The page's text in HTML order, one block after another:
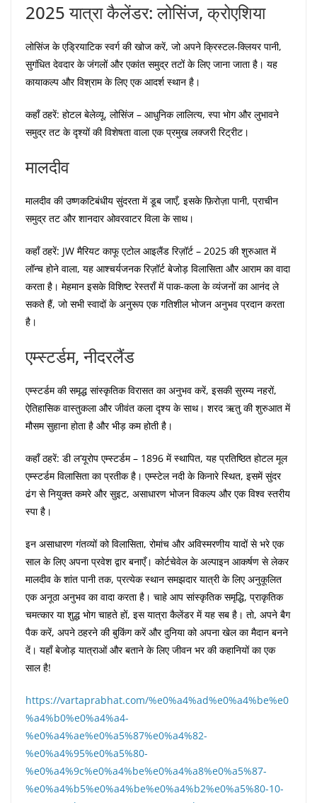
2025 यात्रा कैलेंडर: लोसिंज, क्रोएशिया
लोसिंज के एड्रियाटिक स्वर्ग की खोज करें, जो अपने क्रिस्टल-क्लियर पानी,
सुगंधित देवदार के जंगलों और एकांत समुद्र तटों के लिए जाना जाता है। यह
कायाकल्प और विश्राम के लिए एक आदर्श स्थान है।
कहाँ ठहरें: होटल बेलेव्यू, लोसिंज – आधुनिक लालित्य, स्पा भोग और लुभावने
समुद्र तट के दृश्यों की विशेषता वाला एक प्रमुख लक्जरी रिट्रीट।
मालदीव
मालदीव की उष्णकटिबंधीय सुंदरता में डूब जाएँ, इसके फ़िरोज़ा पानी, प्राचीन
समुद्र तट और शानदार ओवरवाटर विला के साथ।
कहाँ ठहरें: JW मैरियट काफू एटोल आइलैंड रिज़ॉर्ट – 2025 की शुरुआत में
लॉन्च होने वाला, यह आश्चर्यजनक रिज़ॉर्ट बेजोड़ विलासिता और आराम का वादा
करता है। मेहमान इसके विशिष्ट रेस्तराँ में पाक-कला के व्यंजनों का आनंद ले
सकते हैं, जो सभी स्वादों के अनुरूप एक गतिशील भोजन अनुभव प्रदान करता
है।
एम्स्टर्डम, नीदरलैंड
एम्स्टर्डम की समृद्ध सांस्कृतिक विरासत का अनुभव करें, इसकी सुरम्य नहरों,
ऐतिहासिक वास्तुकला और जीवंत कला दृश्य के साथ। शरद ऋतु की शुरुआत में
मौसम सुहाना होता है और भीड़ कम होती है।
कहाँ ठहरें: डी ल’यूरोप एम्स्टर्डम – 1896 में स्थापित, यह प्रतिष्ठित होटल मूल
एम्स्टर्डम विलासिता का प्रतीक है। एम्स्टेल नदी के किनारे स्थित, इसमें सुंदर
ढंग से नियुक्त कमरे और सुइट, असाधारण भोजन विकल्प और एक विश्व स्तरीय
स्पा है।
इन असाधारण गंतव्यों को विलासिता, रोमांच और अविस्मरणीय यादों से भरे एक
साल के लिए अपना प्रवेश द्वार बनाएँ। कोर्टचेवेल के अल्पाइन आकर्षण से लेकर
मालदीव के शांत पानी तक, प्रत्येक स्थान समझदार यात्री के लिए अनुकूलित
एक अनूठा अनुभव का वादा करता है। चाहे आप सांस्कृतिक समृद्धि, प्राकृतिक
चमत्कार या शुद्ध भोग चाहते हों, इस यात्रा कैलेंडर में यह सब है। तो, अपने बैग
पैक करें, अपने ठहरने की बुकिंग करें और दुनिया को अपना खेल का मैदान बनने
दें। यहाँ बेजोड़ यात्राओं और बताने के लिए जीवन भर की कहानियों का एक
साल है!
https://vartaprabhat.com/%e0%a4%ad%e0%a4%be%e0
%a4%b0%e0%a4%a4-
%e0%a4%ae%e0%a5%87%e0%a4%82-
%e0%a4%95%e0%a5%80-
%e0%a4%9c%e0%a4%be%e0%a4%a8%e0%a5%87-
%e0%a4%b5%e0%a4%be%e0%a4%b2%e0%a5%80-10-